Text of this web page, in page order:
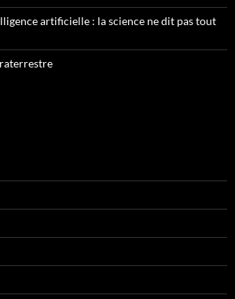
artificielle : la science ne dit pas tout